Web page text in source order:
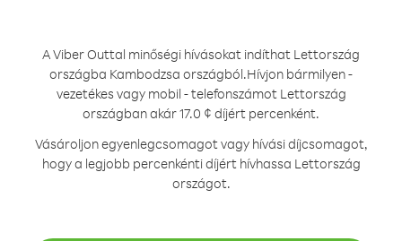
A Viber Outtal minőségi hívásokat indíthat Lettország
országba Kambodzsa országból.Hívjon bármilyen -
vezetékes vagy mobil - telefonszámot Lettország
országban akár 17.0 ¢ díjért percenként.
Vásároljon egyenlegcsomagot vagy hívási díjcsomagot,
hogy a legjobb percenkénti díjért hívhassa Lettország
országot.